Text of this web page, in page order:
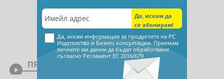
 ПРЕГЛЕД
Да, искам информация за продуктите на РС
Издателство и Бизнес консултации. Приемам
личните ми данни да бъдат обработвани
съгласно Регламент ЕС 2016/679